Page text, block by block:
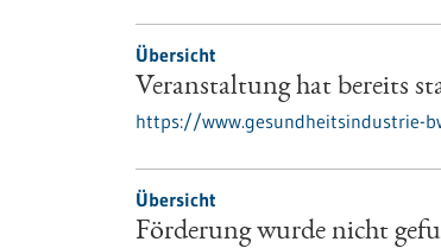
Übersicht
Veranstaltung hat bereits
https://www.gesundheitsindustrie-
Übersicht
Förderung wurde nicht